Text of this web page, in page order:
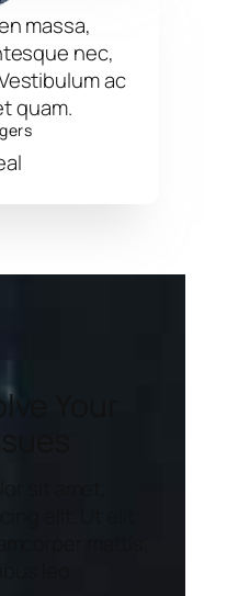
massa,
nec,
ac
quam.
Your
sit amet,
elit. Ut elit
mattis,